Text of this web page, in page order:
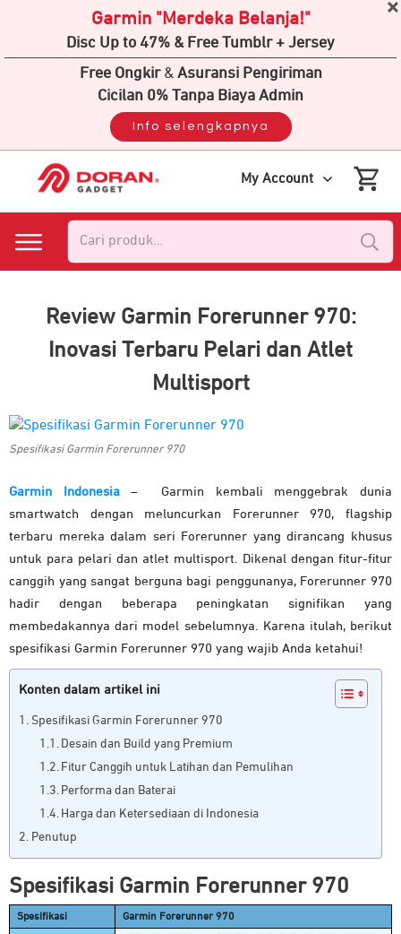
My Account
Review Garmin Forerunner 970:
Inovasi Terbaru Pelari dan Atlet
Multisport
Spesifikasi Garmin Forerunner 970
Garmin Indonesia– Garmin kembali menggebrak dunia
smartwatch dengan meluncurkan Forerunner 970, flagship
terbaru mereka dalam seri Forerunner yang dirancang khusus
untuk para pelari dan atlet multisport. Dikenal dengan fitur-fitur
canggih yang sangat berguna bagi penggunanya, Forerunner 970
hadir dengan beberapa peningkatan signifikan yang
membedakannya dari model sebelumnya. Karena itulah, berikut
spesifikasi Garmin Forerunner 970 yang wajib Anda ketahui!
Konten dalam artikel ini
Spesifikasi Garmin Forerunner 970
Desain dan Build yang Premium
Fitur Canggih untuk Latihan dan Pemulihan
Performa dan Baterai
Harga dan Ketersediaan di Indonesia
Penutup
Spesifikasi Garmin Forerunner 970
Spesifikasi Garmin Forerunner 970
Garmin "Merdeka Belanja!"
Disc Up to 47% & Free Tumblr + Jersey
Free Ongkir & Asuransi Pengiriman
Cicilan 0% Tanpa Biaya Admin
Info selengkapnya